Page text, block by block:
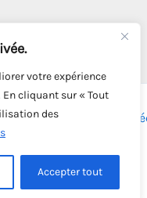
votre expérience
cliquant sur « Tout
des
Accepter tout
- | Webmaster